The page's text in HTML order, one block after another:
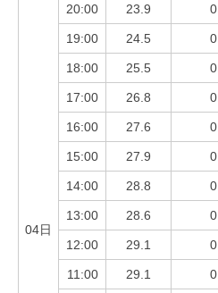
04日
20:00 23.9
19:00 24.5
18:00 25.5
17:00 26.8
16:00 27.6
15:00 27.9
14:00 28.8
13:00 28.6
12:00 29.1
11:00 29.1